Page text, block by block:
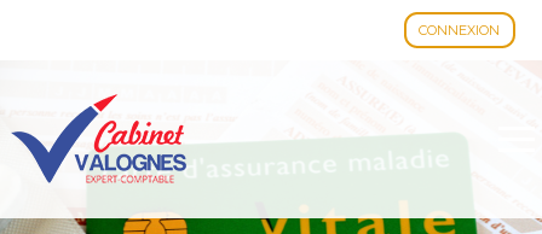
CONNEXION
Aller
contenu